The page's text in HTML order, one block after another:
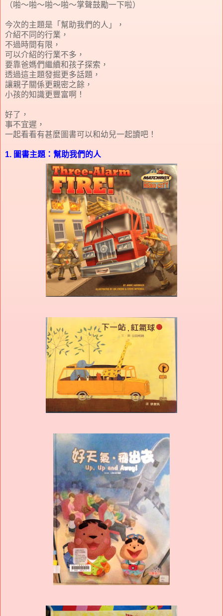
（啪～啪～啪～啪～掌聲鼓勵一下啦）
今次的主題是「幫助我們的人」，
介紹不同的行業，
不過時間有限，
可以介紹的行業不多，
要靠爸媽們繼續和孩子探索，
透過這主題發掘更多話題，
讓親子關係更親密之餘，
小孩的知識更豐富啊！
好了，
事不宜遲，
一起看看有甚麼圖書可以和幼兒一起讀吧！
1. 圖書主題：幫助我們的人